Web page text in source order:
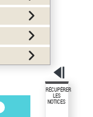
RÉCUPÉRER
LES
NOTICES